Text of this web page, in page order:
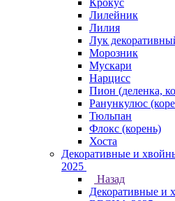
Крокус
Лилейник
Лилия
Лук
Морозник
Мускари
Нарцисс
Пион (деленка,
Ранункулюс
Тюльпан
Флокс (корень)
Хоста
Декоративные и
2025
Назад
Декоративные и